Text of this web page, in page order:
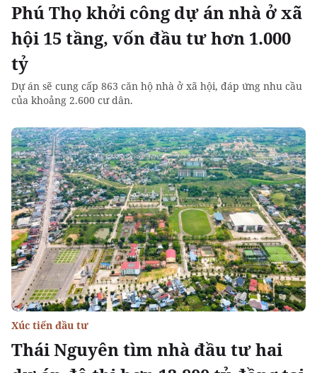
Phú Thọ khởi công dự án nhà ở xã
hội 15 tầng, vốn đầu tư hơn 1.000
tỷ
Dự án sẽ cung cấp 863 căn hộ nhà ở xã hội, đáp ứng nhu cầu
của khoảng 2.600 cư dân.
Thái Nguyên tìm nhà đầu tư hai
Xúc tiến đầu tư